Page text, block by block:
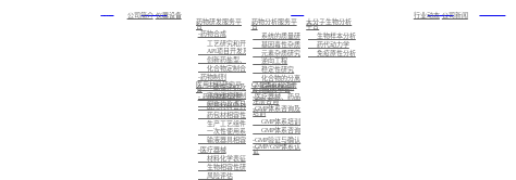
关于我们
公司简介 仪器设备
药物研发服务平
台
-药物合成
工艺研究和开发
API项目开发及注册备案
创新药盐型、晶型筛选及CMC业务
化合物定制合成
-药物制剂
一致性评价及仿制药的制剂开发
高端缓控释制剂开发
创新药及改良型新药的制剂开发
药物分析服务平
台
系统的质量研究
基因毒性杂质研究
元素杂质研究
逆向工程
稳定性研究
化合物的分离制备，已知化合物的结构确证，未知化合物的结构解析与鉴定
标准化检测
大分子生物分析
平台
生物样本分析
药代动力学
免疫原性分析
医用材料研究平
台
- 药包材相容性
医用材料密封性研究
药包材相容性研究
生产工艺组件相容性研究
一次性使用系统相容性研究
输液器具相容性研究
-医疗器械
材料化学表征
生物相容性研究
风险评估
GMP体系和注册
咨询服务平台
-医疗器械、药品
注册咨询
-GMP体系咨询及
培训
GMP体系培训
GMP体系咨询
-GMP验证与确认
-GMP/GSP体系认
证
新闻中心
行业动态 公司新闻